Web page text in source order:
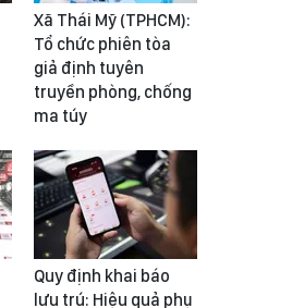
Xã Thái Mỹ (TPHCM):
Tổ chức phiên tòa
giả định tuyên
truyền phòng, chống
ma túy
Quy định khai báo
lưu trú: Hiệu quả phụ